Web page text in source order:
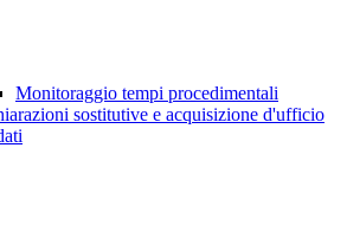
Monitoraggio tempi procedimentali
sostitutive e acquisizione d'ufficio